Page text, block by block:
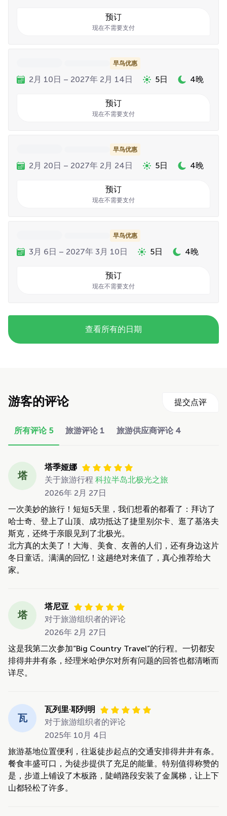
预订
现在不需要支付
早鸟优惠
2月 10日 – 2027年 2月 14日 5日 4晚
预订
现在不需要支付
早鸟优惠
2月 20日 – 2027年 2月 24日 5日 4晚
预订
现在不需要支付
早鸟优惠
3月 6日 – 2027年 3月 10日 5日 4晚
预订
现在不需要支付
查看所有的日期
游客的评论 提交点评
所有评论 5 旅游评论 1 旅游供应商评论 4
塔
塔季娅娜
关于旅游行程 科拉半岛北极光之旅
2026年 2月 27日
一次美妙的旅行！短短5天里，我们想看的都看了：拜访了
哈士奇、登上了山顶、成功抵达了捷里别尔卡、逛了基洛夫
斯克，还终于亲眼见到了北极光。
北方真的太美了！大海、美食、友善的人们，还有身边这片
冬日童话。满满的回忆！这趟绝对来值了，真心推荐给大
家。
塔
塔尼亚
对于旅游组织者的评论
2026年 2月 27日
这是我第二次参加“Big Country Travel”的行程。一切都安
排得井井有条，经理米哈伊尔对所有问题的回答也都清晰而
详尽。
瓦
瓦列里·耶列明
对于旅游组织者的评论
2025年 10月 4日
旅游基地位置便利，往返徒步起点的交通安排得井井有条。
餐食丰盛可口，为徒步提供了充足的能量。特别值得称赞的
是，步道上铺设了木板路，陡峭路段安装了金属梯，让上下
山都轻松了许多。